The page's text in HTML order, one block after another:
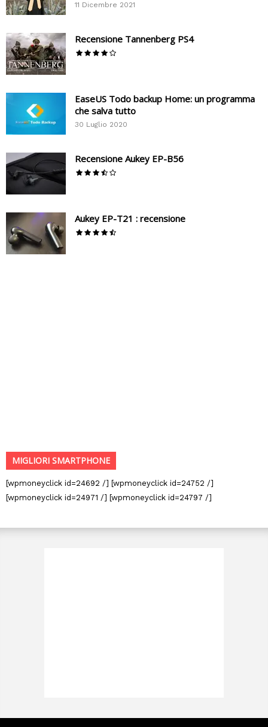
11 Dicembre 2021
Recensione Tannenberg PS4
EaseUS Todo backup Home: un programma
che salva tutto
30 Luglio 2020
Recensione Aukey EP-B56
Aukey EP-T21 : recensione
MIGLIORI SMARTPHONE
[wpmoneyclick id=24692 /] [wpmoneyclick id=24752 /]
[wpmoneyclick id=24971 /] [wpmoneyclick id=24797 /]